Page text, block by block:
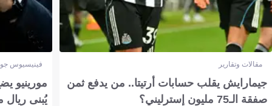
مقالات وتقارير
جيمارايش يقلب حسابات أرتيتا.. من يدفع ثمن
صفقة الـ75 مليون إسترليني؟
فينيسيوس
مورينيو
يُبنى ريال